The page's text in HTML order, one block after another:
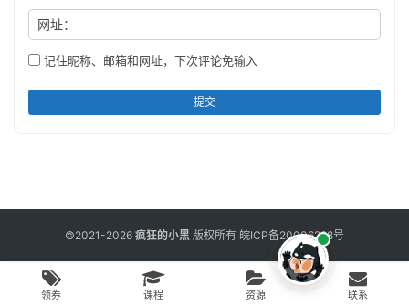
网址：
记住昵称、邮箱和网址，下次评论免输入
提交
©2021-2026 疯狂的小黑 版权所有 皖ICP备20006298号
领券 课程 资源 联系